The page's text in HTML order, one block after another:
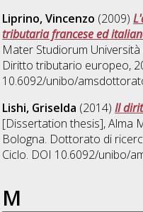
Liprino, Vincenzo (2009)
tributaria francese ed
Mater Studiorum
Diritto tributario europeo,
10.6092/unibo/
Lishi, Griselda (2014)Il
[Dissertation thesis], Alma
Bologna. Dottorato di
Ciclo. DOI 10.6092/unibo/
M